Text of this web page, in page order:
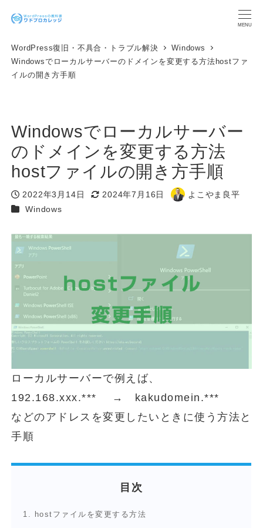
MENU
WordPress復旧・不具合・トラブル解決
Windows
Windowsでローカルサーバーのドメインを変更する方法hostファ
イルの開き方手順
Windowsでローカルサーバー
のドメインを変更する方法
hostファイルの開き方手順
投稿日
2022年3月14日
更新日
2024年7月16日
著
よこやま良平
カテゴリー
Windows
ローカルサーバーで例えば、
192.168.xxx.*** → kakudomein.***
などのアドレスを変更したいときに使う方法と
手順
目次
1. hostファイルを変更する方法